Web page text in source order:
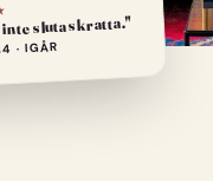
sluta skratta."
· IGÅR